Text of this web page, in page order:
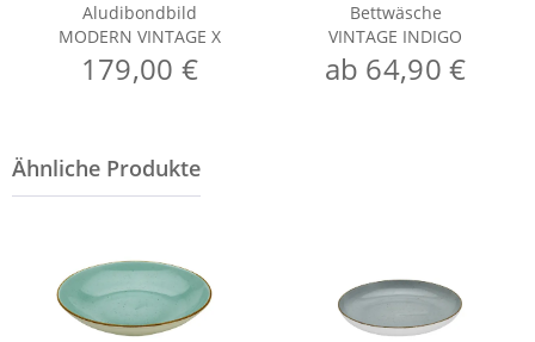
Aludibondbild
MODERN VINTAGE X
179,00 €
Bettwäsche
VINTAGE INDIGO
ab 64,90 €